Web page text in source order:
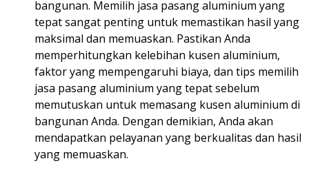
bangunan. Memilih jasa pasang aluminium yang
tepat sangat penting untuk memastikan hasil yang
maksimal dan memuaskan. Pastikan Anda
memperhitungkan kelebihan kusen aluminium,
faktor yang mempengaruhi biaya, dan tips memilih
jasa pasang aluminium yang tepat sebelum
memutuskan untuk memasang kusen aluminium di
bangunan Anda. Dengan demikian, Anda akan
mendapatkan pelayanan yang berkualitas dan hasil
yang memuaskan.